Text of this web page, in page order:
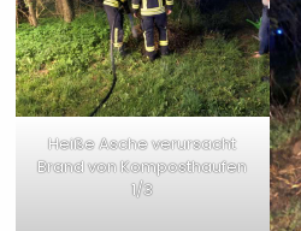
Heiße Asche verursacht
Brand von Komposthaufen
1/3